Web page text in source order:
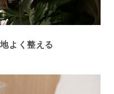
よく整える